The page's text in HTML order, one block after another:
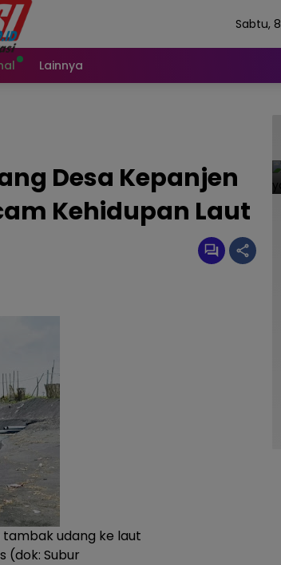
Sabtu, 8
Lainnya
Desa Kepanjen
Kehidupan Laut
udang ke laut
(dok: Subur